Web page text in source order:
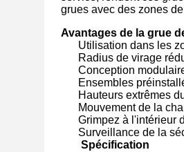
grues avec des zones
Avantages de la grue
Utilisation dans les
Radius de virage
Conception
Ensembles
Hauteurs extrêmes
Mouvement de la
Grimpez à l'intérieur
Surveillance de la
Spécification